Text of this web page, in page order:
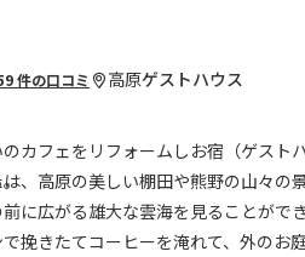
件の口コミ 高原ゲストハウス
カフェをリフォームしお宿（ゲスト
、高原の美しい棚田や熊野の山々の
に広がる雄大な雲海を見ることがで
挽きたてコーヒーを淹れて、外のお